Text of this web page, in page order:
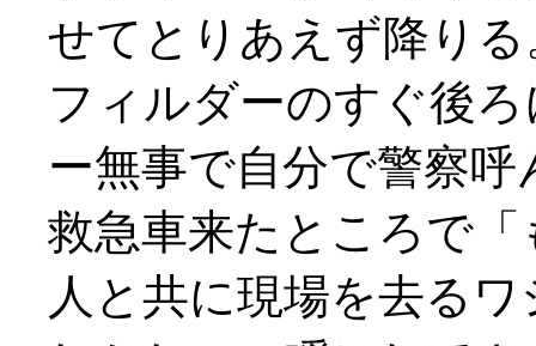
せてとりあえず降りる
フィルダーのすぐ後
ー無事で自分で警察
救急車来たところで
人と共に現場を去るワ